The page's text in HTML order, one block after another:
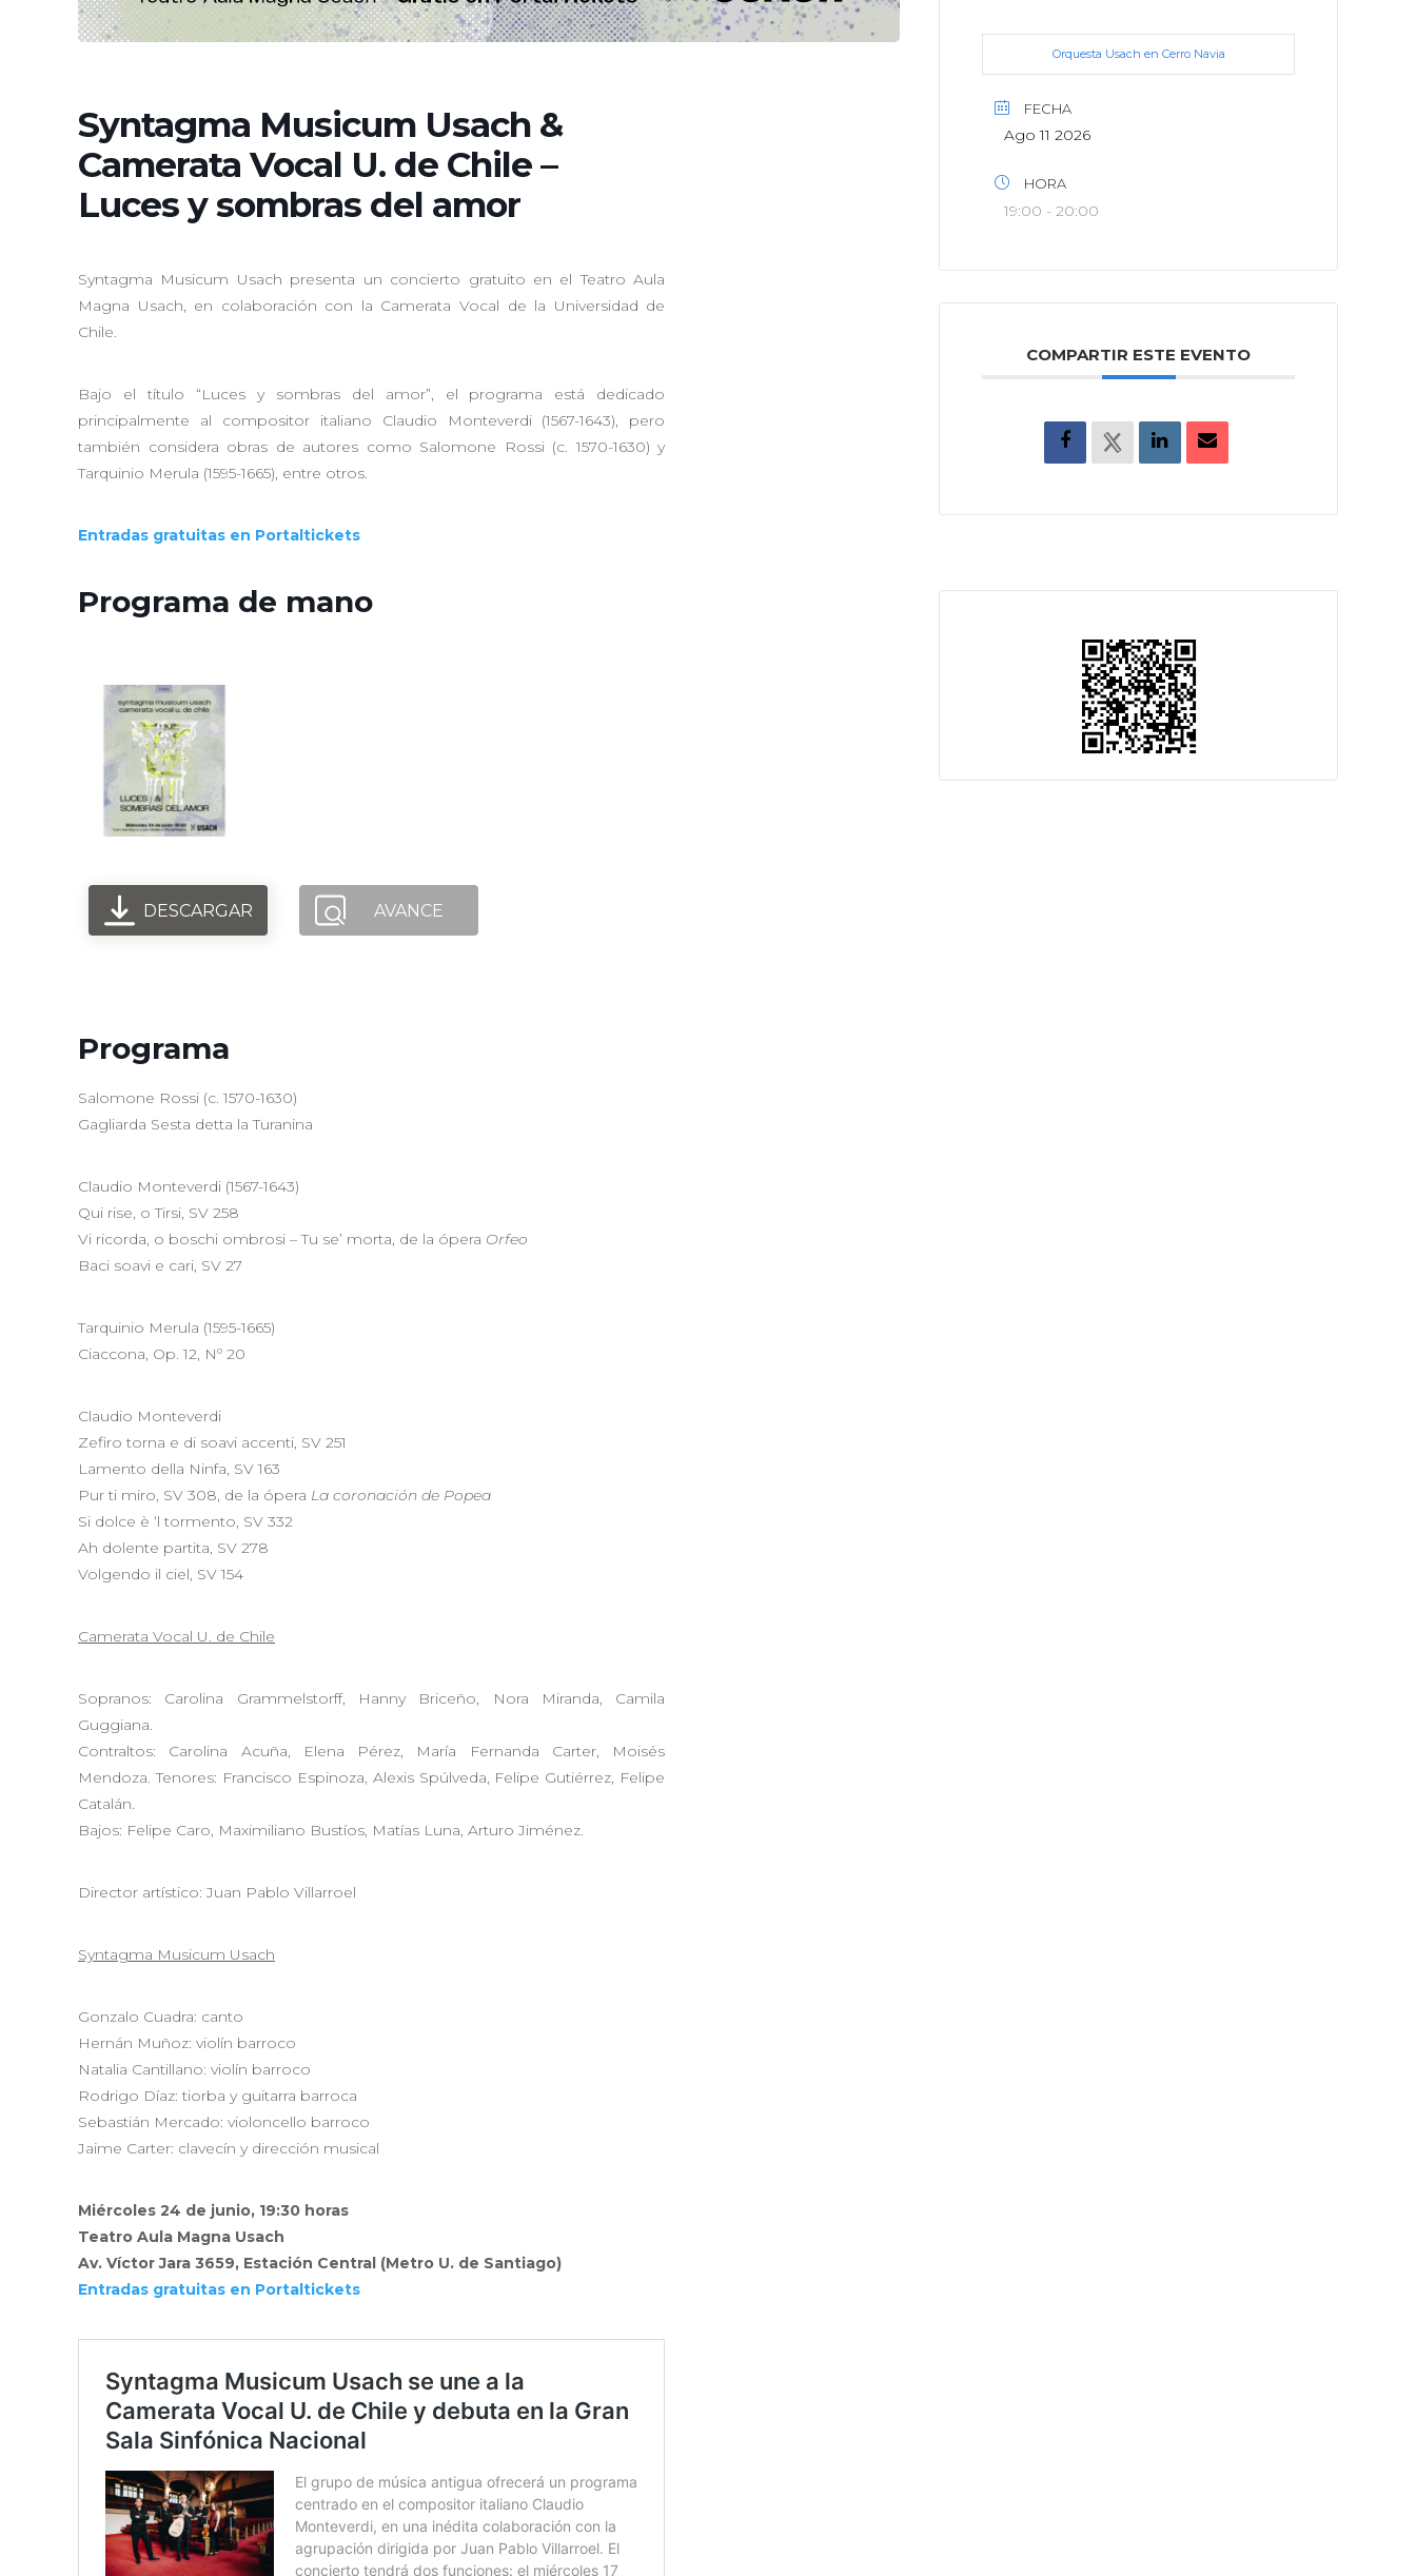
Syntagma Musicum Usach &
Camerata Vocal U. de Chile –
Luces y sombras del amor
Syntagma Musicum Usach presenta un concierto gratuito en el Teatro Aula
Magna Usach, en colaboración con la Camerata Vocal de la Universidad de
Chile.
Bajo el título “Luces y sombras del amor”, el programa está dedicado
principalmente al compositor italiano Claudio Monteverdi (1567-1643), pero
también considera obras de autores como Salomone Rossi (c. 1570-1630) y
Tarquinio Merula (1595-1665), entre otros.
Entradas gratuitas en Portaltickets
Programa de mano
DESCARGAR AVANCE
Programa
Salomone Rossi (c. 1570-1630)
Gagliarda Sesta detta la Turanina
Claudio Monteverdi (1567-1643)
Qui rise, o Tirsi, SV 258
Vi ricorda, o boschi ombrosi – Tu se’ morta, de la ópera Orfeo
Baci soavi e cari, SV 27
Tarquinio Merula (1595-1665)
Ciaccona, Op. 12, Nº 20
Claudio Monteverdi
Zefiro torna e di soavi accenti, SV 251
Lamento della Ninfa, SV 163
Pur ti miro, SV 308, de la ópera La coronación de Popea
Si dolce è ‘l tormento, SV 332
Ah dolente partita, SV 278
Volgendo il ciel, SV 154
Camerata Vocal U. de Chile
Sopranos: Carolina Grammelstorff, Hanny Briceño, Nora Miranda, Camila
Guggiana.
Contraltos: Carolina Acuña, Elena Pérez, María Fernanda Carter, Moisés
Mendoza. Tenores: Francisco Espinoza, Alexis Spúlveda, Felipe Gutiérrez, Felipe
Catalán.
Bajos: Felipe Caro, Maximiliano Bustíos, Matías Luna, Arturo Jiménez.
Director artístico: Juan Pablo Villarroel
Syntagma Musicum Usach
Gonzalo Cuadra: canto
Hernán Muñoz: violín barroco
Natalia Cantillano: violín barroco
Rodrigo Díaz: tiorba y guitarra barroca
Sebastián Mercado: violoncello barroco
Jaime Carter: clavecín y dirección musical
Miércoles 24 de junio, 19:30 horas
Teatro Aula Magna Usach
Av. Víctor Jara 3659, Estación Central (Metro U. de Santiago)
Entradas gratuitas en Portaltickets
Orquesta Usach en Cerro Navia
FECHA
Ago 11 2026
HORA
19:00 - 20:00
COMPARTIR ESTE EVENTO